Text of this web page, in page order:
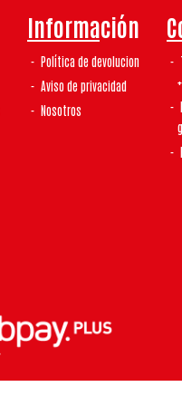
Información
Política de devolucion
Aviso de privacidad
Nosotros